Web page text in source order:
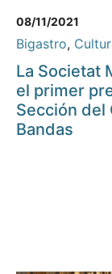
08/11/2021
Bigastro,
La Societat
el primer
Sección del
Bandas